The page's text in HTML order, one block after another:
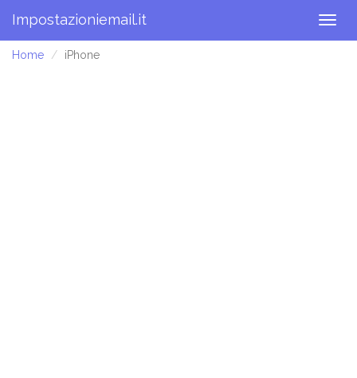
Impostazioniemail.it
Home iPhone